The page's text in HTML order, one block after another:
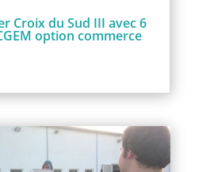
Croix du Sud III avec 6
option commerce